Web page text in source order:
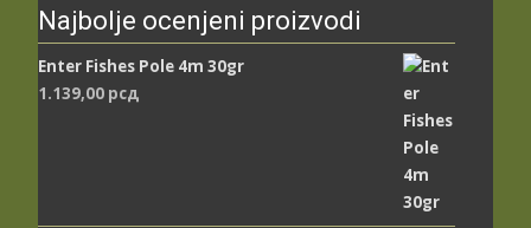
Najbolje ocenjeni proizvodi
Enter Fishes Pole 4m 30gr
1.139,00 рсд